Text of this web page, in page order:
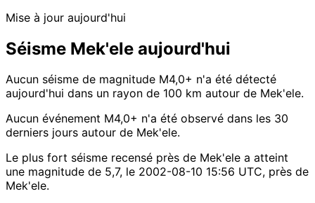
Mise à jour aujourd'hui
Séisme Mek'ele aujourd'hui
Aucun séisme de magnitude M4,0+ n'a été détecté
aujourd'hui dans un rayon de 100 km autour de Mek'ele.
Aucun événement M4,0+ n'a été observé dans les 30
derniers jours autour de Mek'ele.
Le plus fort séisme recensé près de Mek'ele a atteint
une magnitude de 5,7, le 2002-08-10 15:56 UTC, près de
Mek'ele.